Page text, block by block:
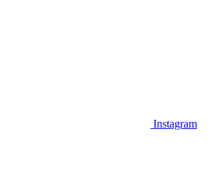
Instagram